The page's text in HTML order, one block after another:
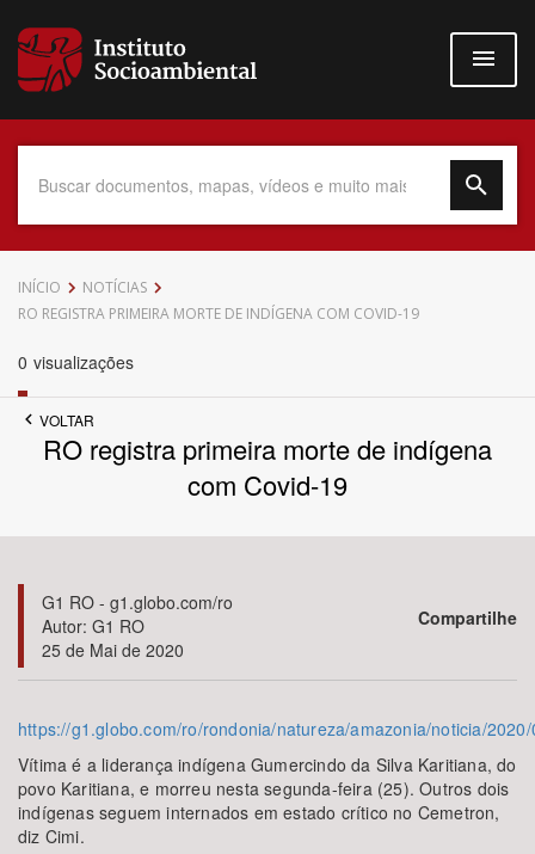
para
conteúdo
Data do Documento
Até
Bioma / Bacia
Tema
Área de Levantamento
Área Protegida
INÍCIO
NOTÍCIAS
RO REGISTRA PRIMEIRA MORTE DE INDÍGENA COM COVID-19
0 visualizações
VOLTAR
RO registra primeira morte de indígena
com Covid-19
G1 RO - g1.globo.com/ro
Autor: G1 RO
25 de Mai de 2020
Compartilhe
https://g1.globo.com/ro/rondonia/natureza/amazonia/noticia/
Vítima é a liderança indígena Gumercindo da Silva Karitiana, do
povo Karitiana, e morreu nesta segunda-feira (25). Outros dois
indígenas seguem internados em estado crítico no Cemetron,
diz Cimi.